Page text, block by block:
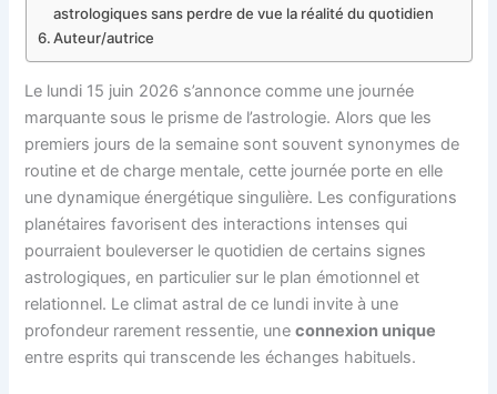
astrologiques sans perdre de vue la réalité du quotidien
Auteur/autrice
Le lundi 15 juin 2026 s’annonce comme une journée
marquante sous le prisme de l’astrologie. Alors que les
premiers jours de la semaine sont souvent synonymes de
routine et de charge mentale, cette journée porte en elle
une dynamique énergétique singulière. Les configurations
planétaires favorisent des interactions intenses qui
pourraient bouleverser le quotidien de certains signes
astrologiques, en particulier sur le plan émotionnel et
relationnel. Le climat astral de ce lundi invite à une
profondeur rarement ressentie, uneconnexion unique
entre esprits qui transcende les échanges habituels.